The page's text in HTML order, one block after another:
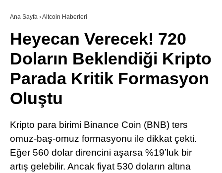
Youtube
TikTok
Pinterest
Telegram
SÖZLÜK
Ana Sayfa ›Altcoin Haberleri
Heyecan Verecek! 720
Doların Beklendiği Kripto
Parada Kritik Formasyon
Oluştu
Kripto para birimi Binance Coin (BNB) ters
omuz-baş-omuz formasyonu ile dikkat çekti.
Eğer 560 dolar direncini aşarsa %19’luk bir
artış gelebilir. Ancak fiyat 530 doların altına